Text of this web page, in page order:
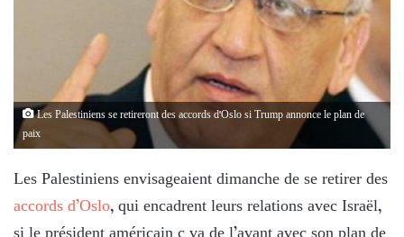
Les Palestiniens se retireront des accords d'Oslo si Trump annonce le plan de
paix
Les Palestiniens envisageaient dimanche de se retirer des
accords d’Oslo, qui encadrent leurs relations avec Israël,